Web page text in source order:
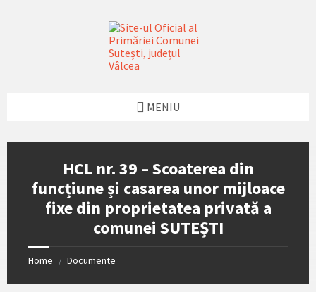
MENIU
HCL nr. 39 – Scoaterea din
funcțiune și casarea unor mijloace
fixe din proprietatea privată a
comunei SUTEȘTI
Home / Documente